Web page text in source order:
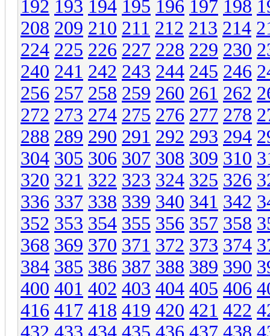
192 193 194 195 196 197 198
208 209 210 211 212 213 214
224 225 226 227 228 229 230
240 241 242 243 244 245 246
256 257 258 259 260 261 262
272 273 274 275 276 277 278
288 289 290 291 292 293 294
304 305 306 307 308 309 310
320 321 322 323 324 325 326
336 337 338 339 340 341 342
352 353 354 355 356 357 358
368 369 370 371 372 373 374
384 385 386 387 388 389 390
400 401 402 403 404 405 406
416 417 418 419 420 421 422